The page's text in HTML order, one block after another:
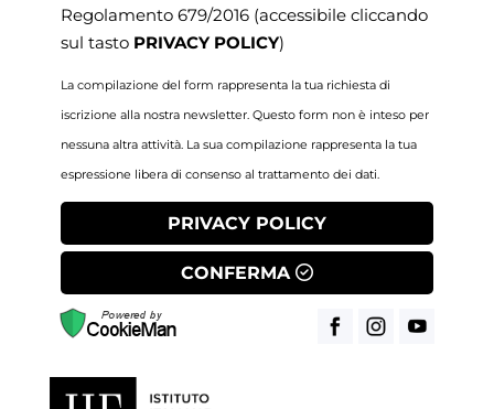
Regolamento 679/2016 (accessibile cliccando
sul tasto PRIVACY POLICY)
La compilazione del form rappresenta la tua richiesta di
iscrizione alla nostra newsletter. Questo form non è inteso per
nessuna altra attività. La sua compilazione rappresenta la tua
espressione libera di consenso al trattamento dei dati.
PRIVACY POLICY
CONFERMA